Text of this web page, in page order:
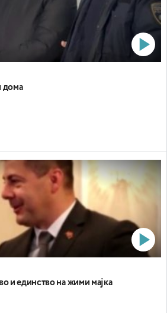
дома
и единство на жими мајка